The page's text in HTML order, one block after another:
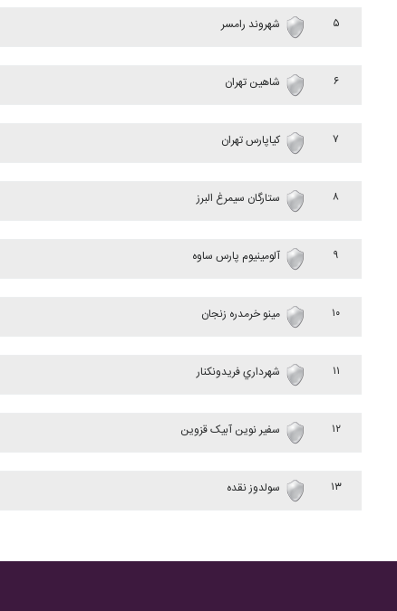
۵ شهروند رامسر
۶ شاهین تهران
۷ کیاپارس تهران
۸ ستارگان سیمرغ البرز
۹ آلومینیوم پارس ساوه
۱۰ مینو خرمدره زنجان
۱۱ شهرداري فريدونکنار
۱۲ سفير نوين آبيک قزوين
۱۳ سولدوز نقده